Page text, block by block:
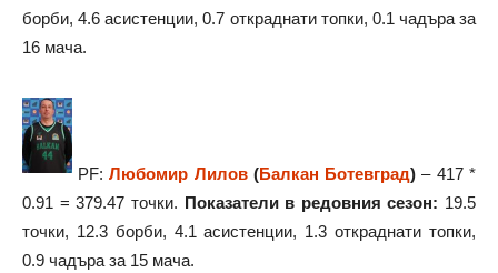
борби, 4.6 асистенции, 0.7 откраднати топки, 0.1 чадъра за
16 мача.
PF:Любомир Лилов(Балкан Ботевград) – 417 *
0.91 = 379.47 точки. Показатели в редовния сезон: 19.5
точки, 12.3 борби, 4.1 асистенции, 1.3 откраднати топки,
0.9 чадъра за 15 мача.